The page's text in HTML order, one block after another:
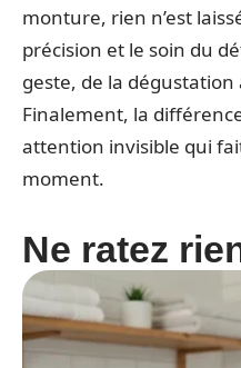
monture, rien n’est
précision et le soin du
geste, de la
Finalement, la
attention invisible qui
moment.
Ne ratez